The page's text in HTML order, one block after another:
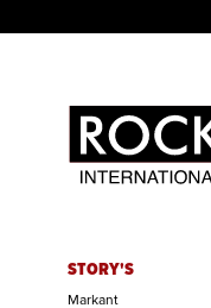
STORY'S
Markant